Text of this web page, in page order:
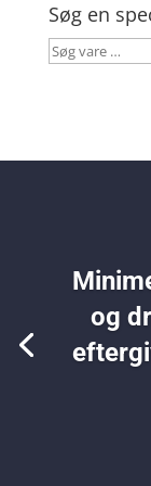
Søg en
Søg
og